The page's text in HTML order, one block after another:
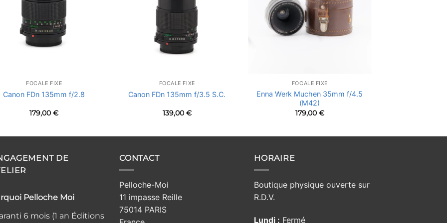
FOCALE FIXE
Canon FDn 135mm f/2.8
179,00€
FOCALE FIXE
Canon FDn 135mm f/3.5 S.C.
139,00€
FOCALE FIXE
Enna Werk Muchen 35mm f/4.5
(M42)
179,00€
DE
Pelloche Moi
6 mois (1 an Éditions
CONTACT
Pelloche-Moi
11 impasse Reille
75014 PARIS
HORAIRE
Boutique physique ouverte sur
R.D.V.
Lundi : Fermé